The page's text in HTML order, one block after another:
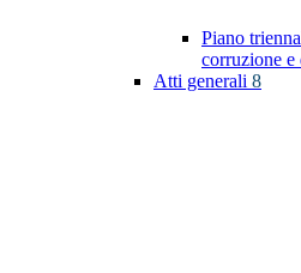
Piano
corruzione e
Atti generali 8